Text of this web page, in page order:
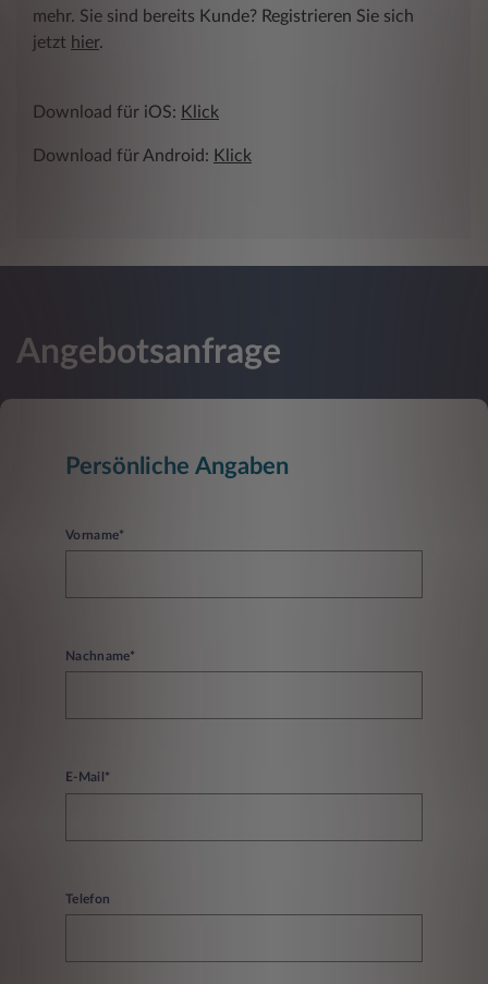
mehr. Sie sind bereits Kunde? Registrieren Sie sich
jetzt hier.
Download für iOS: Klick
Download für Android: Klick
Angebotsanfrage
Persönliche Angaben
Vorname*
Nachname*
E-Mail*
Telefon